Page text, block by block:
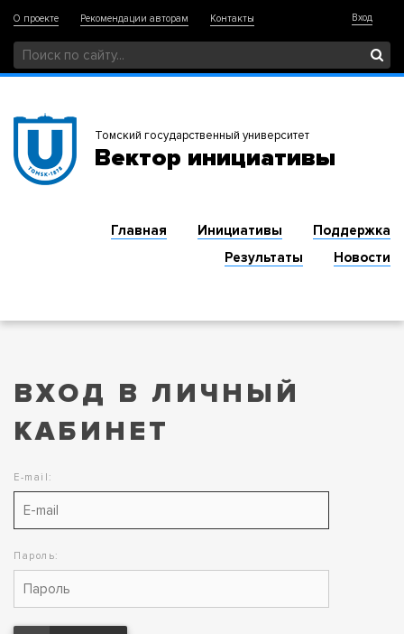
О проекте Рекомендации авторам Контакты Вход
Томский государственный университет
Вектор инициативы
Главная Инициативы
Поддержка
Результаты
Новости
ВХОД В ЛИЧНЫЙ
КАБИНЕТ
E-mail:
Пароль: